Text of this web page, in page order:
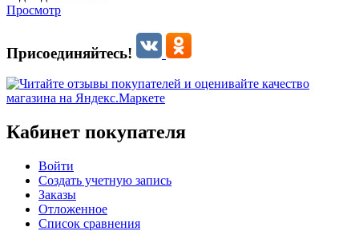
Просмотр
Присоединяйтесь!
Кабинет покупателя
Войти
Создать учетную запись
Заказы
Отложенное
Список сравнения